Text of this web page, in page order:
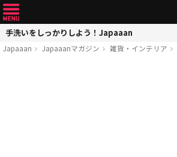
手洗いをしっかりしよう！Japaaan
Japaaan Japaaanマガジン 雑貨・インテリア